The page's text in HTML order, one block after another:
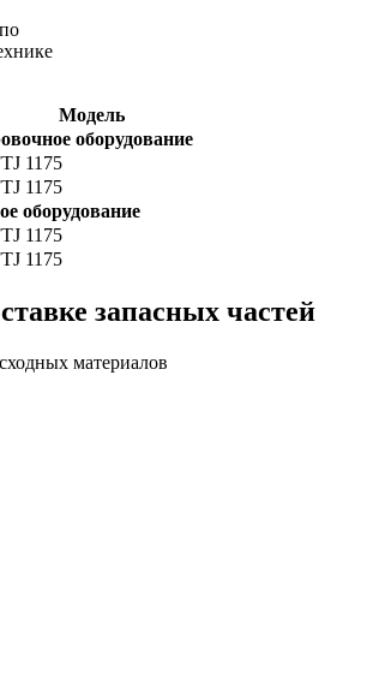
Модель
оборудование
1175
1175
оборудование
1175
1175
запасных частей
материалов